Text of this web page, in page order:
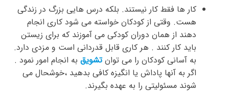
کار ها فقط کار نیستند. بلکه درس هایی بزرگ در زندگی
هست. وقتی از کودکان خواسته می شود کاری انجام
دهند از همان دوران کودکی می آموزند که برای زیستن
باید کار کنند . هر کاری قابل قدردانی است و مزدی دارد.
به آسانی کودکان را می توانتشویق به انجام امور نمود .
اگر به آنها پاداش یا انگیزه کافی بدهید ،خوشحال می
شوند مسئولیتی را به عهده بگیرند.